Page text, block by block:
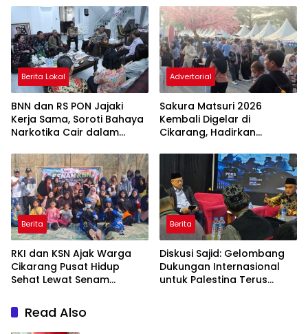
Berita Lokal
BNN dan RS PON Jajaki
Kerja Sama, Soroti Bahaya
Narkotika Cair dalam
Advertorial
Sakura Matsuri 2026
Kembali Digelar di
Cikarang, Hadirkan
Indonesia dan Jepang
Berita
RKI dan KSN Ajak Warga
Cikarang Pusat Hidup
Sehat Lewat Senam
Konseling
Berita
Diskusi Sajid: Gelombang
Dukungan Internasional
untuk Palestina Terus
Read Also